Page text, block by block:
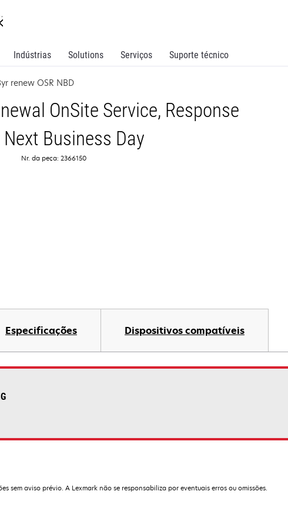
Indústrias Solutions Serviços Suporte técnico
renew OSR NBD
OnSite Service, Response
Business Day
Nr. da peça: 2366150
Especificações Dispositivos compatíveis
sem aviso prévio. A Lexmark não se responsabiliza por eventuais erros ou omissões.